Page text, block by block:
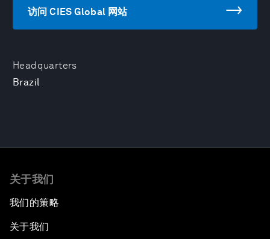
Headquarters
Brazil
访问 CIES Global 网站
关于我们
我们的策略
关于我们